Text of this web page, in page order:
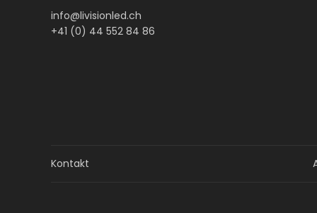
info@livisionled.ch
+41 (0) 44 552 84 86
Kontakt